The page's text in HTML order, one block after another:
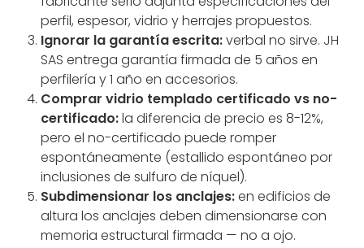
perfil, espesor, vidrio y herrajes propuestos.
Ignorar la garantía escrita:verbal no sirve. JH
SAS entrega garantía firmada de 5 años en
perfilería y 1 año en accesorios.
Comprar vidrio templado certificado vs no-
certificado:la diferencia de precio es 8-12%,
pero el no-certificado puede romper
espontáneamente (estallido espontáneo por
inclusiones de sulfuro de níquel).
Subdimensionar los anclajes:en edificios de
altura los anclajes deben dimensionarse con
memoria estructural firmada — no a ojo.